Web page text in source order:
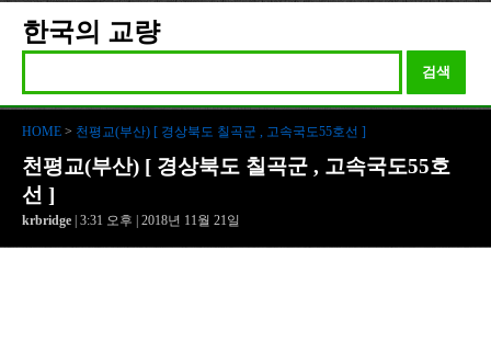
한국의 교량
검색
HOME > 천평교(부산) [ 경상북도 칠곡군 , 고속국도55호선 ]
천평교(부산) [ 경상북도 칠곡군 , 고속국도55호
선 ]
krbridge | 3:31 오후 | 2018년 11월 21일